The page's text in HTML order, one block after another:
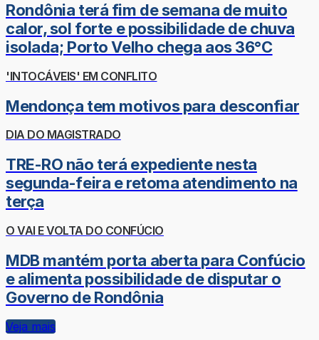
Rondônia terá fim de semana de muito
calor, sol forte e possibilidade de chuva
isolada; Porto Velho chega aos 36°C
'INTOCÁVEIS' EM CONFLITO
Mendonça tem motivos para desconfiar
DIA DO MAGISTRADO
TRE-RO não terá expediente nesta
segunda-feira e retoma atendimento na
terça
O VAI E VOLTA DO CONFÚCIO
MDB mantém porta aberta para Confúcio
e alimenta possibilidade de disputar o
Governo de Rondônia
Veja mais